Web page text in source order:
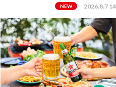
NEW 2026.8.7